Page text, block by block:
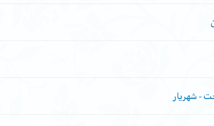
- شهریار